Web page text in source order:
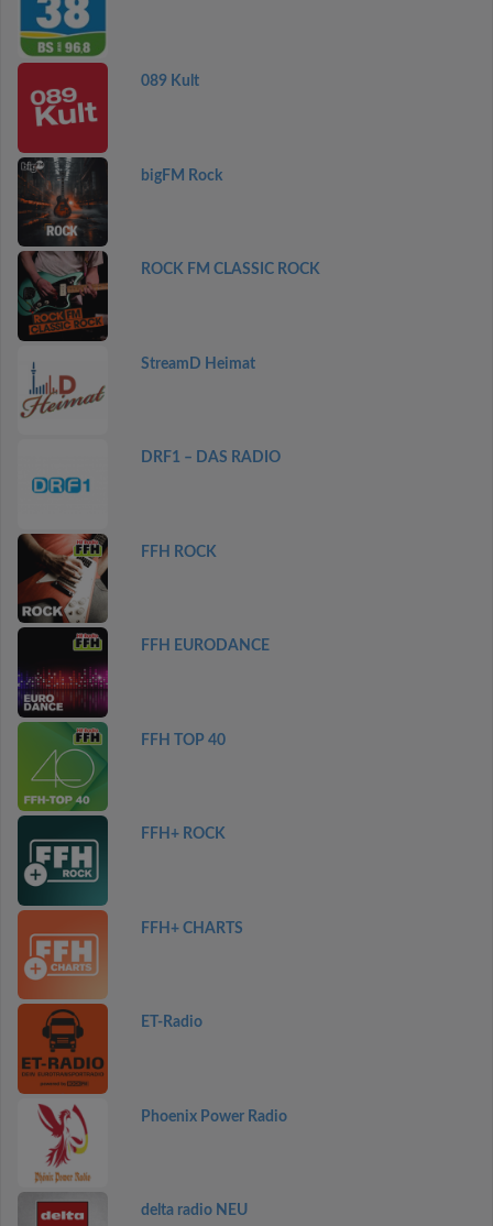
089 Kult
bigFM Rock
ROCK FM CLASSIC ROCK
StreamD Heimat
DRF1 – DAS RADIO
FFH ROCK
FFH EURODANCE
FFH TOP 40
FFH+ ROCK
FFH+ CHARTS
ET-Radio
Phoenix Power Radio
delta radio NEU